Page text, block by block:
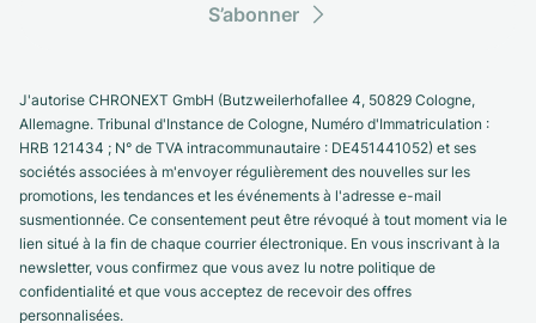
S’abonner
J'autorise CHRONEXT GmbH (Butzweilerhofallee 4, 50829 Cologne,
Allemagne. Tribunal d'Instance de Cologne, Numéro d'Immatriculation :
HRB 121434 ; N° de TVA intracommunautaire : DE451441052) et ses
sociétés associées à m'envoyer régulièrement des nouvelles sur les
promotions, les tendances et les événements à l'adresse e-mail
susmentionnée. Ce consentement peut être révoqué à tout moment via le
lien situé à la fin de chaque courrier électronique. En vous inscrivant à la
newsletter, vous confirmez que vous avez lu notre politique de
confidentialité et que vous acceptez de recevoir des offres
personnalisées.